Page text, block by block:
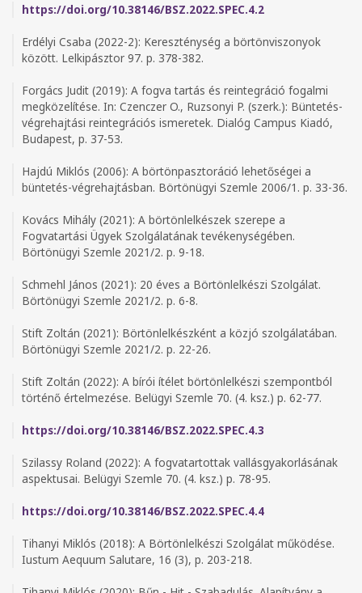
https://doi.org/10.38146/BSZ.2022.SPEC.4.2
Erdélyi Csaba (2022-2): Kereszténység a börtönviszonyok
között. Lelkipásztor 97. p. 378-382.
Forgács Judit (2019): A fogva tartás és reintegráció fogalmi
megközelítése. In: Czenczer O., Ruzsonyi P. (szerk.): Büntetés-
végrehajtási reintegrációs ismeretek. Dialóg Campus Kiadó,
Budapest, p. 37-53.
Hajdú Miklós (2006): A börtönpasztoráció lehetőségei a
büntetés-végrehajtásban. Börtönügyi Szemle 2006/1. p. 33-36.
Kovács Mihály (2021): A börtönlelkészek szerepe a
Fogvatartási Ügyek Szolgálatának tevékenységében.
Börtönügyi Szemle 2021/2. p. 9-18.
Schmehl János (2021): 20 éves a Börtönlelkészi Szolgálat.
Börtönügyi Szemle 2021/2. p. 6-8.
Stift Zoltán (2021): Börtönlelkészként a közjó szolgálatában.
Börtönügyi Szemle 2021/2. p. 22-26.
Stift Zoltán (2022): A bírói ítélet börtönlelkészi szempontból
történő értelmezése. Belügyi Szemle 70. (4. ksz.) p. 62-77.
https://doi.org/10.38146/BSZ.2022.SPEC.4.3
Szilassy Roland (2022): A fogvatartottak vallásgyakorlásának
aspektusai. Belügyi Szemle 70. (4. ksz.) p. 78-95.
https://doi.org/10.38146/BSZ.2022.SPEC.4.4
Tihanyi Miklós (2018): A Börtönlelkészi Szolgálat működése.
Iustum Aequum Salutare, 16 (3), p. 203-218.